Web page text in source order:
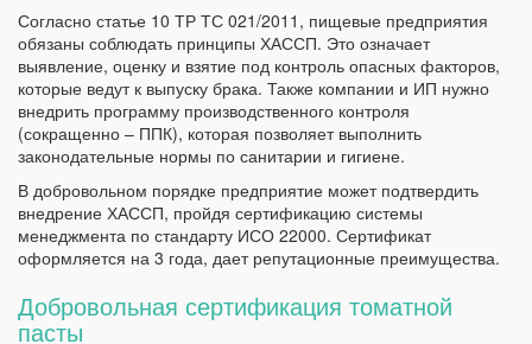
Согласно статье 10 ТР ТС 021/2011, пищевые предприятия
обязаны соблюдать принципы ХАССП. Это означает
выявление, оценку и взятие под контроль опасных факторов,
которые ведут к выпуску брака. Также компании и ИП нужно
внедрить программу производственного контроля
(сокращенно – ППК), которая позволяет выполнить
законодательные нормы по санитарии и гигиене.
В добровольном порядке предприятие может подтвердить
внедрение ХАССП, пройдя сертификацию системы
менеджмента по стандарту ИСО 22000. Сертификат
оформляется на 3 года, дает репутационные преимущества.
Добровольная сертификация томатной
пасты